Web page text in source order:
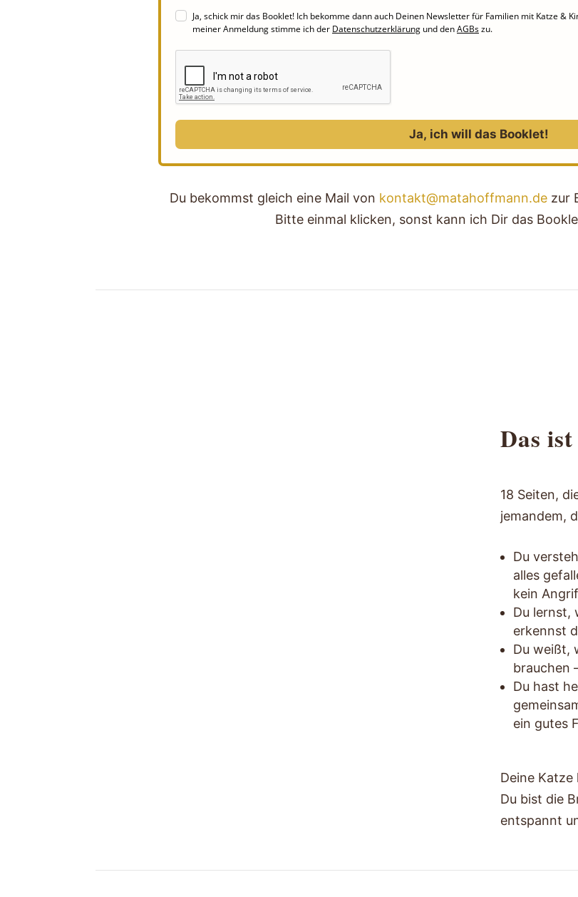
Ja, schick mir das Booklet! Ich bekomme dann auch Deinen Newsletter für Familien mit Katze &
meiner Anmeldung stimme ich der Datenschutzerklärung und denAGBszu.
Ja, ich will das Booklet!
Du bekommst gleich eine Mail von kontakt@matahoffmann.de zur
Bitte einmal klicken, sonst kann ich Dir das
Das
18 Seiten,
jemandem,
Du
alles
kein
Du lernst,
erkennst
Du weißt,
brauchen
Du hast
ein gutes
Deine
Du bist die
entspannt